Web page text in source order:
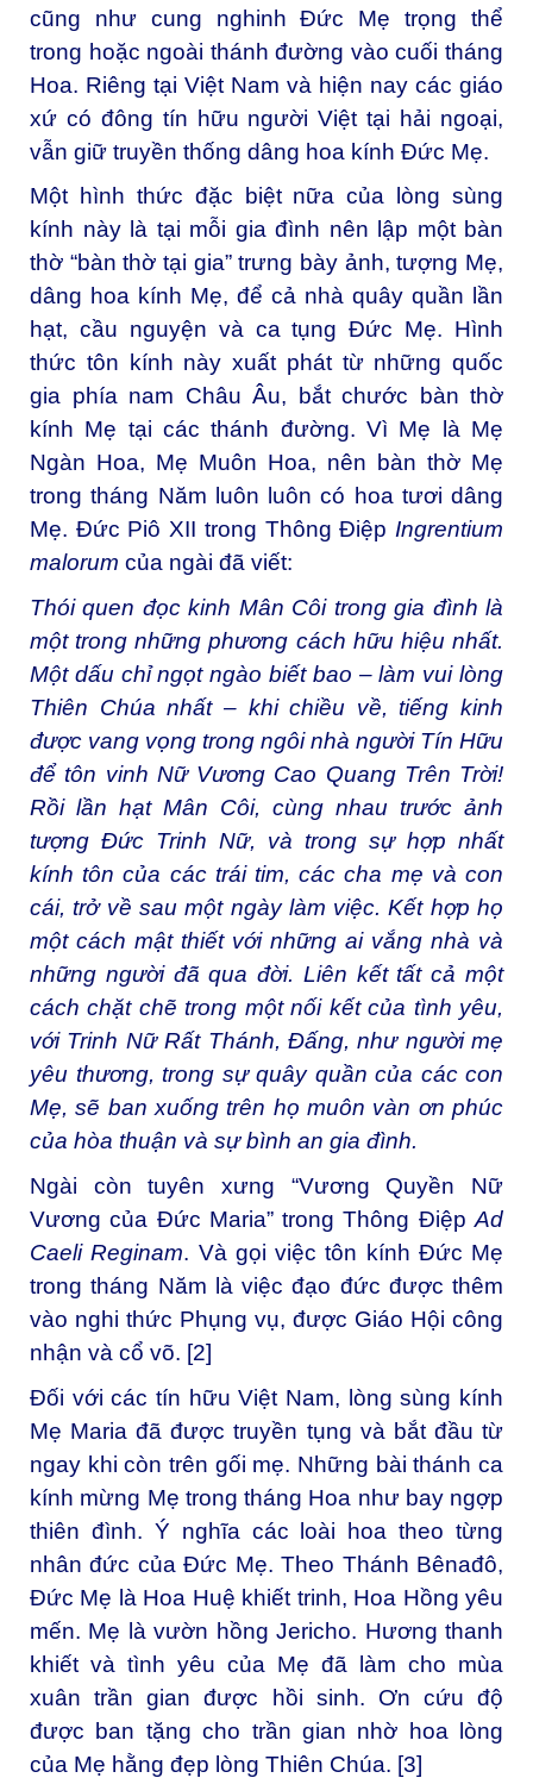
cũng như cung nghinh Đức Mẹ trọng thể
trong hoặc ngoài thánh đường vào cuối tháng
Hoa. Riêng tại Việt Nam và hiện nay các giáo
xứ có đông tín hữu người Việt tại hải ngoại,
vẫn giữ truyền thống dâng hoa kính Đức Mẹ.
Một hình thức đặc biệt nữa của lòng sùng
kính này là tại mỗi gia đình nên lập một bàn
thờ “bàn thờ tại gia” trưng bày ảnh, tượng Mẹ,
dâng hoa kính Mẹ, để cả nhà quây quần lần
hạt, cầu nguyện và ca tụng Đức Mẹ. Hình
thức tôn kính này xuất phát từ những quốc
gia phía nam Châu Âu, bắt chước bàn thờ
kính Mẹ tại các thánh đường. Vì Mẹ là Mẹ
Ngàn Hoa, Mẹ Muôn Hoa, nên bàn thờ Mẹ
trong tháng Năm luôn luôn có hoa tươi dâng
Mẹ. Đức Piô XII trong Thông Điệp Ingrentium
malorum của ngài đã viết:
Thói quen đọc kinh Mân Côi trong gia đình là
một trong những phương cách hữu hiệu nhất.
Một dấu chỉ ngọt ngào biết bao – làm vui lòng
Thiên Chúa nhất – khi chiều về, tiếng kinh
được vang vọng trong ngôi nhà người Tín Hữu
để tôn vinh Nữ Vương Cao Quang Trên Trời!
Rồi lần hạt Mân Côi, cùng nhau trước ảnh
tượng Đức Trinh Nữ, và trong sự hợp nhất
kính tôn của các trái tim, các cha mẹ và con
cái, trở về sau một ngày làm việc. Kết hợp họ
một cách mật thiết với những ai vắng nhà và
những người đã qua đời. Liên kết tất cả một
cách chặt chẽ trong một nối kết của tình yêu,
với Trinh Nữ Rất Thánh, Đấng, như người mẹ
yêu thương, trong sự quây quần của các con
Mẹ, sẽ ban xuống trên họ muôn vàn ơn phúc
của hòa thuận và sự bình an gia đình.
Ngài còn tuyên xưng “Vương Quyền Nữ
Vương của Đức Maria” trong Thông Điệp Ad
Caeli Reginam. Và gọi việc tôn kính Đức Mẹ
trong tháng Năm là việc đạo đức được thêm
vào nghi thức Phụng vụ, được Giáo Hội công
nhận và cổ võ. [2]
Đối với các tín hữu Việt Nam, lòng sùng kính
Mẹ Maria đã được truyền tụng và bắt đầu từ
ngay khi còn trên gối mẹ. Những bài thánh ca
kính mừng Mẹ trong tháng Hoa như bay ngợp
thiên đình. Ý nghĩa các loài hoa theo từng
nhân đức của Đức Mẹ. Theo Thánh Bênađô,
Đức Mẹ là Hoa Huệ khiết trinh, Hoa Hồng yêu
mến. Mẹ là vườn hồng Jericho. Hương thanh
khiết và tình yêu của Mẹ đã làm cho mùa
xuân trần gian được hồi sinh. Ơn cứu độ
được ban tặng cho trần gian nhờ hoa lòng
của Mẹ hằng đẹp lòng Thiên Chúa. [3]